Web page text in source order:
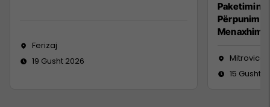
Ferizaj
19 Gusht 2026
Paketimin
Mitrovicë
15 Gusht